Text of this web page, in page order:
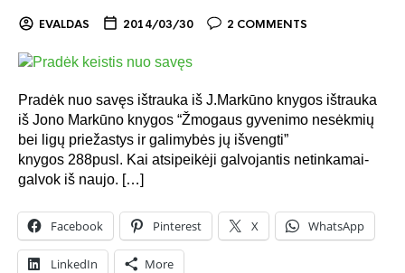
EVALDAS 2014/03/30 2 COMMENTS
Pradėk nuo savęs ištrauka iš J.Markūno knygos ištrauka
iš Jono Markūno knygos “Žmogaus gyvenimo nesėkmių
bei ligų priežastys ir galimybės jų išvengti”
knygos 288pusl. Kai atsipeikėji galvojantis netinkamai-
galvok iš naujo. […]
Facebook Pinterest X WhatsApp
LinkedIn More